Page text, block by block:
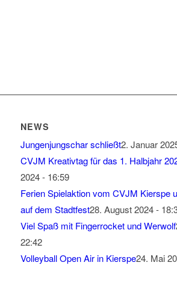
NEWS
Jungenjungschar schließt2. Januar
CVJM Kreativtag für das 1. Halbjahr
2024 - 16:59
Ferien Spielaktion vom CVJM Kierspe
auf dem Stadtfest28. August 2024 -
Viel Spaß mit Fingerrocket und Werwolf
22:42
Volleyball Open Air in Kierspe24. Mai